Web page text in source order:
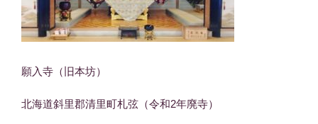
願入寺（旧本坊）
北海道斜里郡清里町札弦（令和2年廃寺）